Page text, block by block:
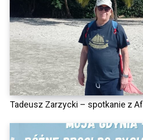
Tadeusz Zarzycki – spotkanie z